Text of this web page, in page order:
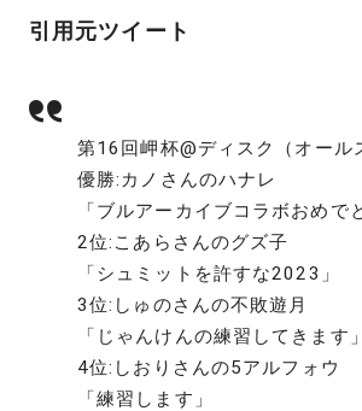
引用元ツイート
第16回岬杯@ディスク（オール
優勝:カノさんのハナレ
「ブルアーカイブコラボおめで
2位:こあらさんのグズ子
「シュミットを許すな2023」
3位:しゅのさんの不敗遊月
「じゃんけんの練習してきます」
4位:しおりさんの5アルフォウ
「練習します」